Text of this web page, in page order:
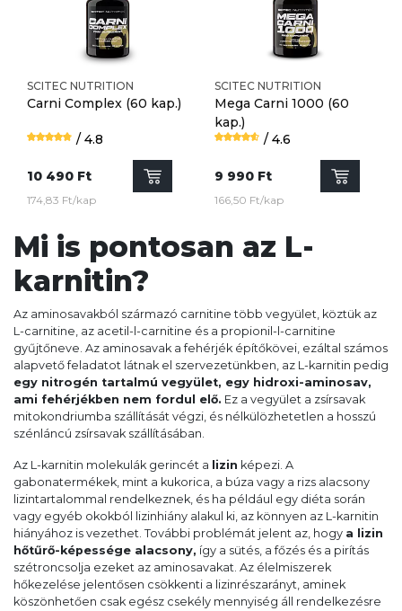
SCITEC NUTRITION
Carni Complex (60 kap.)
/ 4.8
10 490 Ft
174,83 Ft/kap
SCITEC NUTRITION
Mega Carni 1000 (60
kap.)
/ 4.6
9 990 Ft
166,50 Ft/kap
Mi is pontosan az L-
karnitin?
Az aminosavakból származó carnitine több vegyület, köztük az
L-carnitine, az acetil-l-carnitine és a propionil-l-carnitine
gyűjtőneve. Az aminosavak a fehérjék építőkövei, ezáltal számos
alapvető feladatot látnak el szervezetünkben, az L-karnitin pedig
egy nitrogén tartalmú vegyület, egy hidroxi-aminosav,
ami fehérjékben nem fordul elő. Ez a vegyület a zsírsavak
mitokondriumba szállítását végzi, és nélkülözhetetlen a hosszú
szénláncú zsírsavak szállításában.
Az L-karnitin molekulák gerincét a lizin képezi. A
gabonatermékek, mint a kukorica, a búza vagy a rizs alacsony
lizintartalommal rendelkeznek, és ha például egy diéta során
vagy egyéb okokból lizinhiány alakul ki, az könnyen az L-karnitin
hiányához is vezethet. További problémát jelent az, hogy a lizin
hőtűrő-képessége alacsony, így a sütés, a főzés és a pirítás
szétroncsolja ezeket az aminosavakat. Az élelmiszerek
hőkezelése jelentősen csökkenti a lizinrészarányt, aminek
köszönhetően csak egész csekély mennyiség áll rendelkezésre